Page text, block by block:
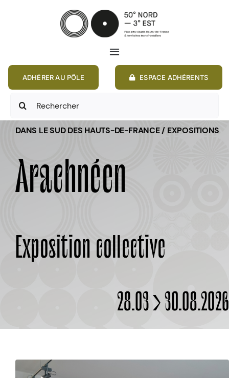
Toggle
Navigation
ANNONCES
À PROPOS
ADHÉRER AU PÔLE ESPACE ADHÉRENTS
Rechercher:
DANS LE SUD DES HAUTS-DE-FRANCE / EXPOSITIONS
Arachnéen
Exposition collective
28.03 > 30.08.2026